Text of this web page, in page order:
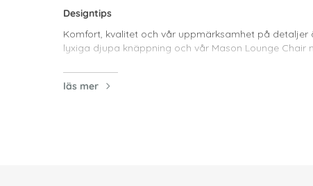
Designtips
Komfort, kvalitet och vår uppmärksamhet på
lyxiga djupa knäppning och vår Mason Lounge
Vi har utvecklat många av våra fåtöljer för att kunna
läs mer